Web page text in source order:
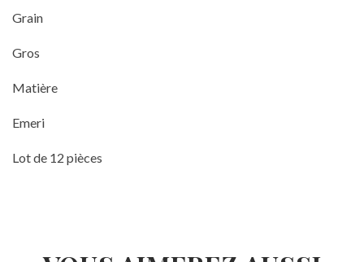
Grain
Gros
Matière
Emeri
Lot de 12 pièces